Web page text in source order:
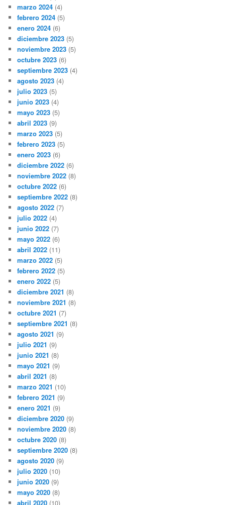
marzo 2024 (4)
febrero 2024 (5)
enero 2024 (6)
diciembre 2023 (5)
noviembre 2023 (5)
octubre 2023 (6)
septiembre 2023 (4)
agosto 2023 (4)
julio 2023 (5)
junio 2023 (4)
mayo 2023 (5)
abril 2023 (9)
marzo 2023 (5)
febrero 2023 (5)
enero 2023 (6)
diciembre 2022 (6)
noviembre 2022 (8)
octubre 2022 (6)
septiembre 2022 (8)
agosto 2022 (7)
julio 2022 (4)
junio 2022 (7)
mayo 2022 (6)
abril 2022 (11)
marzo 2022 (5)
febrero 2022 (5)
enero 2022 (5)
diciembre 2021 (8)
noviembre 2021 (8)
octubre 2021 (7)
septiembre 2021 (8)
agosto 2021 (9)
julio 2021 (9)
junio 2021 (8)
mayo 2021 (9)
abril 2021 (8)
marzo 2021 (10)
febrero 2021 (9)
enero 2021 (9)
diciembre 2020 (9)
noviembre 2020 (8)
octubre 2020 (8)
septiembre 2020 (8)
agosto 2020 (9)
julio 2020 (10)
junio 2020 (9)
mayo 2020 (8)
abril 2020 (10)